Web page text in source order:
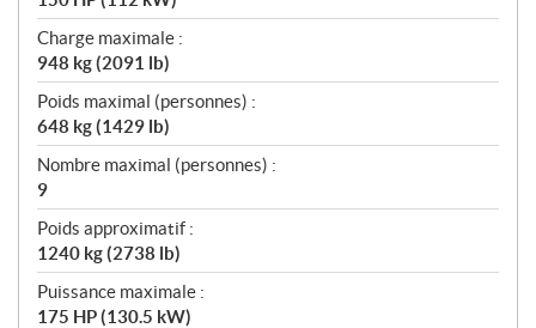
Charge maximale :
948 kg (2091 lb)
Poids maximal (personnes) :
648 kg (1429 lb)
Nombre maximal (personnes) :
9
Poids approximatif :
1240 kg (2738 lb)
Puissance maximale :
175 HP (130.5 kW)